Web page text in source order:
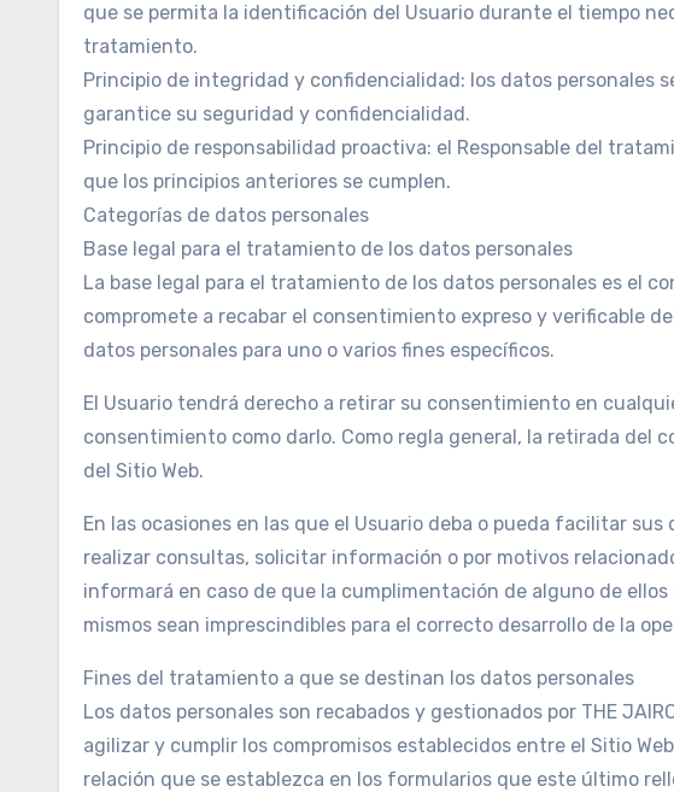
que se permita la identificación del Usuario durante el tiempo
tratamiento.
Principio de integridad y confidencialidad: los datos personales
garantice su seguridad y confidencialidad.
Principio de responsabilidad proactiva: el Responsable del
que los principios anteriores se cumplen.
Categorías de datos personales
Base legal para el tratamiento de los datos personales
La base legal para el tratamiento de los datos personales es el
compromete a recabar el consentimiento expreso y verificable
datos personales para uno o varios fines específicos.
El Usuario tendrá derecho a retirar su consentimiento en
consentimiento como darlo. Como regla general, la retirada del
del Sitio Web.
En las ocasiones en las que el Usuario deba o pueda facilitar
realizar consultas, solicitar información o por motivos
informará en caso de que la cumplimentación de alguno de
mismos sean imprescindibles para el correcto desarrollo de la
Fines del tratamiento a que se destinan los datos personales
Los datos personales son recabados y gestionados por THE
agilizar y cumplir los compromisos establecidos entre el Sitio
relación que se establezca en los formularios que este último